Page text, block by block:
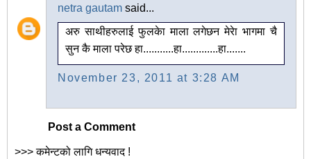
netra gautam said...
अरु साथीहरुलाई फुलकेा माला लगेछन मेरेा भागमा चै
सुन कै माला परेछ हा...........हा.............हा.......
November 23, 2011 at 3:28 AM
Post a Comment
>>> कमेन्टको लागि धन्यवाद !